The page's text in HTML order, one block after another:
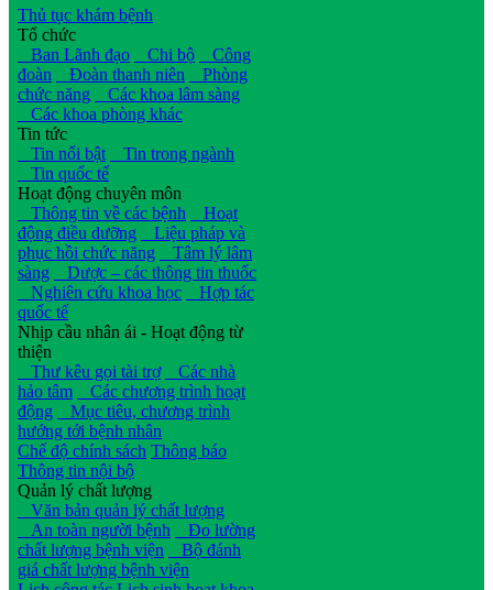
Thủ tục khám bệnh
Tổ chức
Ban Lãnh đạo
Chi bộ
Công
đoàn
Đoàn thanh niên
Phòng
chức năng
Các khoa lâm sàng
Các khoa phòng khác
Tin tức
Tin nổi bật
Tin trong ngành
Tin quốc tế
Hoạt động chuyên môn
Thông tin về các bệnh
Hoạt
động điều dưỡng
Liệu pháp và
phục hồi chức năng
Tâm lý lâm
sàng
Dược – các thông tin thuốc
Nghiên cứu khoa học
Hợp tác
quốc tế
Nhịp cầu nhân ái - Hoạt động từ
thiện
Thư kêu gọi tài trợ
Các nhà
hảo tâm
Các chương trình hoạt
động
Mục tiêu, chương trình
hướng tới bệnh nhân
Chế độ chính sách Thông báo
Thông tin nội bộ
Quản lý chất lượng
Văn bản quản lý chất lượng
An toàn người bệnh
Đo lường
chất lượng bệnh viện
Bộ đánh
giá chất lượng bệnh viện